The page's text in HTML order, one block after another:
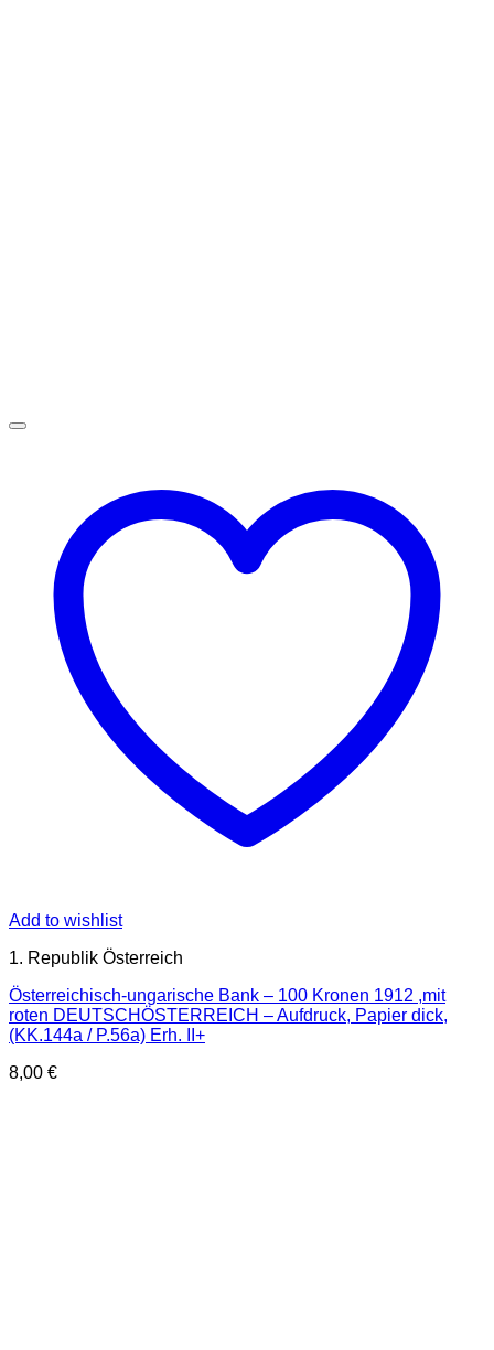
Add to wishlist
1. Republik Österreich
Österreichisch-ungarische Bank – 100 Kronen 1912 ,mit
roten DEUTSCHÖSTERREICH – Aufdruck, Papier dick,
(KK.144a / P.56a) Erh. II+
8,00 €